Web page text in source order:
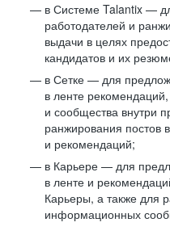
в Системе Talantix —
работодателей и
выдачи в целях
кандидатов и их
в Сетке — для
в ленте
и сообщества внутри
ранжирования постов
и рекомендаций;
в Карьере — для
в ленте и
Карьеры, а также для
информационных